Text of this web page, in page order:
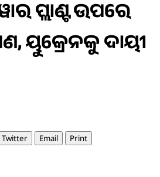
ପ୍ଲାଣ୍ଟ ଉପରେ
ୟୁକ୍ରେନକୁ ଦାୟୀ
Twitter Email Print